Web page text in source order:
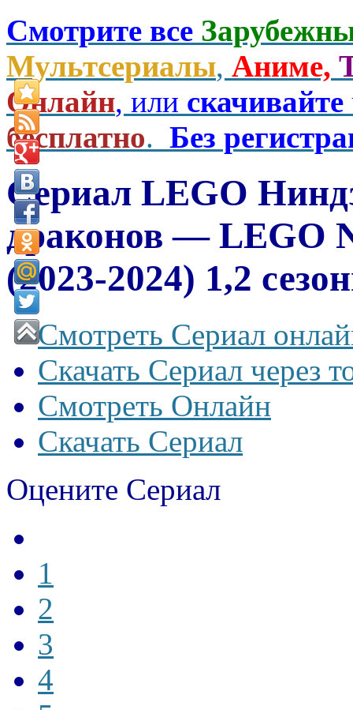
Смотрите все
Мультсериалы, Аниме,
Онлайн, или скачивайте
бесплатно. Без
Сериал LEGO
драконов — LEGO
(2023-2024) 1,2
Смотреть Сериал
Скачать Сериал через
Смотреть Онлайн
Скачать Сериал
Оцените Сериал
1
2
3
4